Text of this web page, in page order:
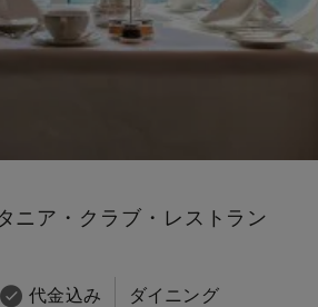
ニア・クラブ・レストラン
代金込み ダイニング